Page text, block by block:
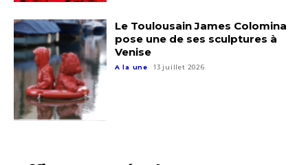
Nom
Prénom
Statut / Organisation
Adresse email*
Le Toulousain James Colomina
pose une de ses sculptures à
Venise
A la une 13 juillet 2026